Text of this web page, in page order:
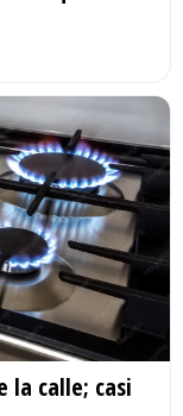
la calle; casi